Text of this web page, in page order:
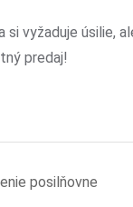
si vyžaduje
predaj!
posilňovne